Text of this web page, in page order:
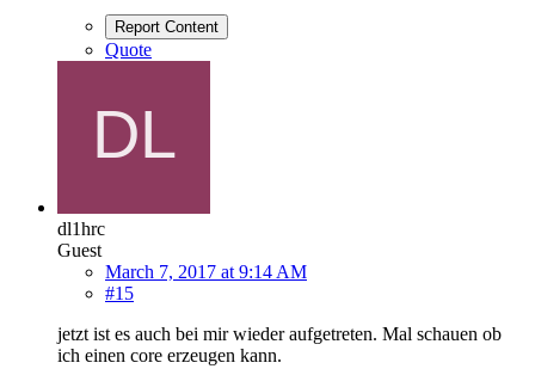
Report Content
Quote
dl1hrc
Guest
March 7, 2017 at 9:14 AM
#15
jetzt ist es auch bei mir wieder aufgetreten. Mal schauen ob
ich einen core erzeugen kann.